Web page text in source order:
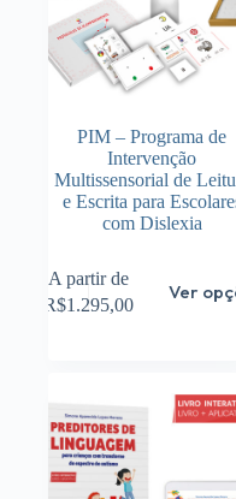
PIM – Programa de
Intervenção
Multissensorial de
e Escrita para
com Dislexia
A partir de
R$1.295,00
Ver
Este
produto
tem
opções
podem
escolhidas